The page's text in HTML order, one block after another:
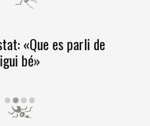
que la formiga és